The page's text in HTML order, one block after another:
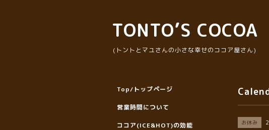
TONTO’S COCOA
(トントとマユさんの小さな幸せのココア屋さん)
お休み
Top/トップページ
営業時間について
ココア(ICE&HOT)の効能